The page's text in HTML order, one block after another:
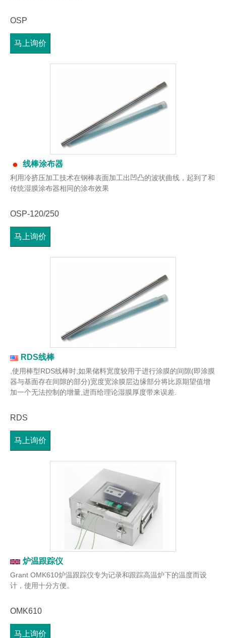
OSP
马上询价
线棒涂布器
利用冷挤压加工技术在钢棒表面加工出凹凸的波状曲线，起到了和
传统湿膜涂布器相同的涂布效果
OSP-120/250
马上询价
RDS线棒
,使用棒型RDS线棒时,如果储料宽度较用于进行涂膜的间隙(即涂膜
器与基面存在间隙的部分)宽度宽涂膜层边缘部分将比原期望值增
加一个无法控制的增量,进而给理论湿膜厚度带来误差.
RDS
马上询价
炉温跟踪仪
Grant OMK610炉温跟踪仪专为记录和跟踪高温炉下的温度而设
计，使用十分方便。
OMK610
马上询价